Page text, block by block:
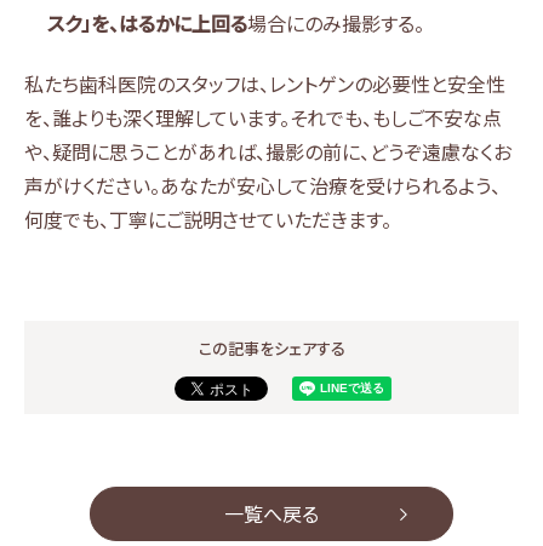
スク」を、はるかに上回る場合にのみ撮影する。
私たち歯科医院のスタッフは、レントゲンの必要性と安全性
を、誰よりも深く理解しています。それでも、もしご不安な点
や、疑問に思うことがあれば、撮影の前に、どうぞ遠慮なくお
声がけください。あなたが安心して治療を受けられるよう、
何度でも、丁寧にご説明させていただきます。
この記事をシェアする
一覧へ戻る